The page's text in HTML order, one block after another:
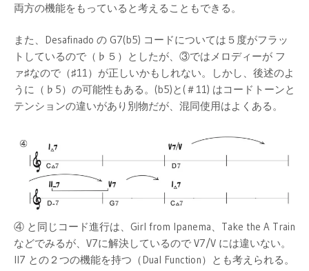
両方の機能をもっていると考えることもできる。
また、Desafinado の G7(b5) コードについては５度がフラッ
トしているので（♭５）としたが、③ではメロディーが フ
ァ♯なので（♯11）が正しいかもしれない。しかし、後述のよ
うに（♭5）の可能性もある。(b5)と(＃11) はコードトーンと
テンションの違いがあり別物だが、混同使用はよくある。
④ と同じコード進行は、Girl from Ipanema、Take the A Train
などでみるが、V7に解決しているので V7/V には違いない。
II7 との２つの機能を持つ（Dual Function）とも考えられる。